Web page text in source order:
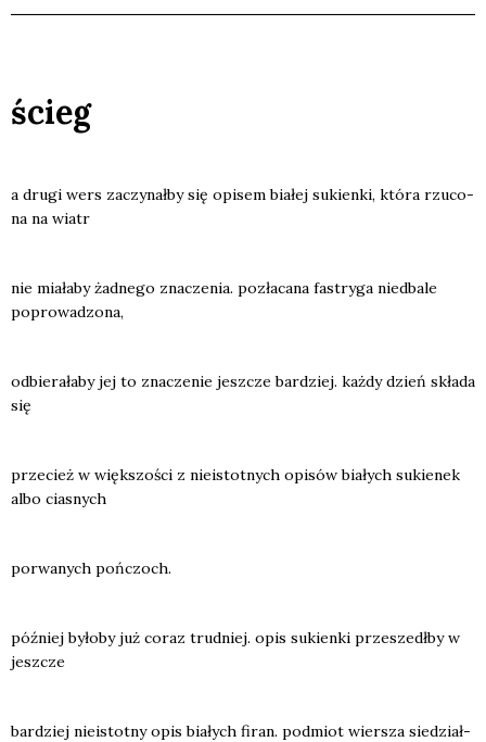
ścieg
a dru­gi wers zaczy­nał­by się opi­sem bia­łej sukien­ki, któ­ra rzu­co­
na na wiatr
nie mia­ła­by żad­ne­go zna­cze­nia. pozła­ca­na fastry­ga nie­dba­le
popro­wa­dzo­na,
odbie­ra­ła­by jej to zna­cze­nie jesz­cze bar­dziej. każ­dy dzień skła­da
się
prze­cież w więk­szo­ści z nie­istot­nych opi­sów bia­łych sukie­nek
albo cia­snych
porwa­nych poń­czoch.
póź­niej było­by już coraz trud­niej. opis sukien­ki prze­szedł­by w
jesz­cze
bar­dziej nie­istot­ny opis bia­łych firan. pod­miot wier­sza sie­dział­